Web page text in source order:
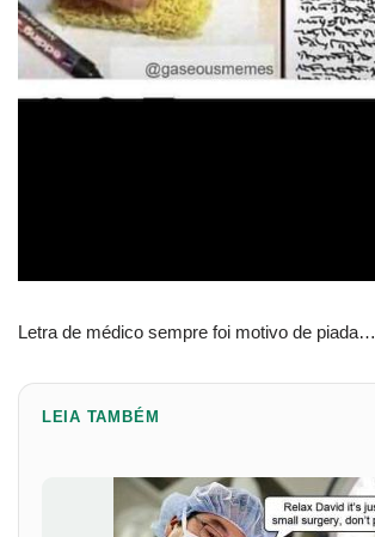
Letra de médico sempre foi motivo de piada…
LEIA TAMBÉM